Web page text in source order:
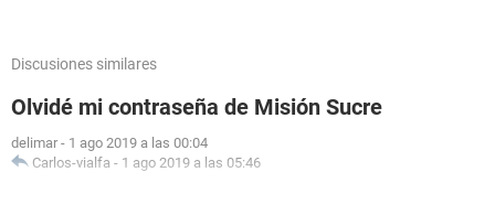
Discusiones similares
Olvidé mi contraseña de Misión Sucre
delimar - 1 ago 2019 a las 00:04
Carlos-vialfa - 1 ago 2019 a las 05:46